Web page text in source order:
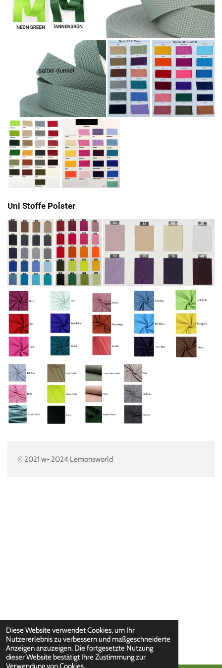
Diese Website verwendet Cookies, um Ihr
Nutzererlebnis zu verbessern und maßgeschneiderte
Anzeigen anzuzeigen. Die fortgesetzte Nutzung
dieser Website bestätigt Ihre Zustimmung zur
Verwendung von Cookies.
Uni Stoffe Polster
© 2021 w- 2024 Lemonsworld